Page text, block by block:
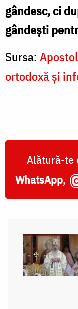
gândesc, ci
gândeşti
Sursa:
ortodoxă și
Alătură-te
WhatsApp,